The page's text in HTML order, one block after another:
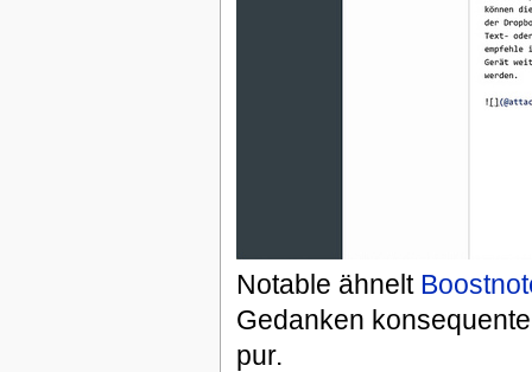
Notable ähnelt
Gedanken
pur.